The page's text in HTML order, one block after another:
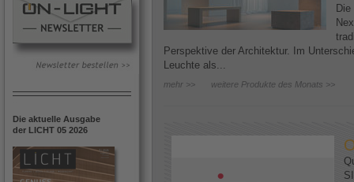
Die aktuelle Ausgabe
der LICHT 05 2026
Perspektive der Architektur. Im
Leuchte als...
mehr >> weitere Produkte des Monats >>